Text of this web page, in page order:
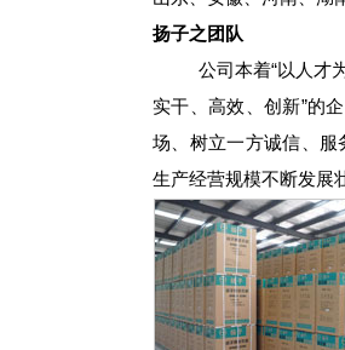
扬子之团队
公司本着“以人才为
实干、高效、创新”的
场、树立一方诚信、服
生产经营规模不断发展